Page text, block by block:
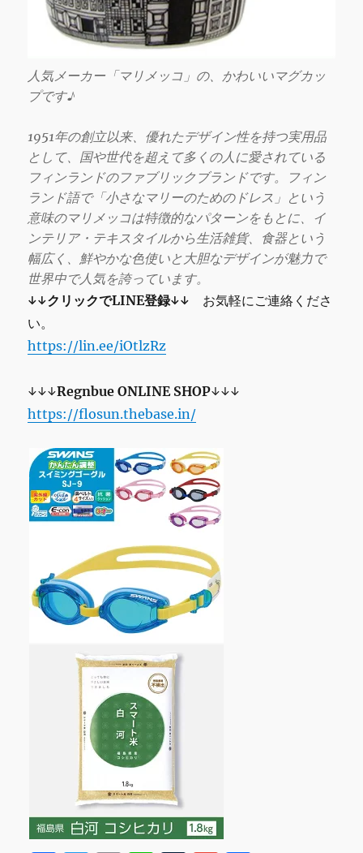
人気メーカー「マリメッコ」の、かわいいマグカッ
プです♪
1951年の創立以来、優れたデザイン性を持つ実用品
として、国や世代を超えて多くの人に愛されている
フィンランドのファブリックブランドです。フィン
ランド語で「小さなマリーのためのドレス」という
意味のマリメッコは特徴的なパターンをもとに、イ
ンテリア・テキスタイルから生活雑貨、食器という
幅広く、鮮やかな色使いと大胆なデザインが魅力で
世界中で人気を誇っています。
↓↓クリックでLINE登録↓↓ お気軽にご連絡くださ
い。
https://lin.ee/iOtlzRz
↓↓↓RegnbueONLINE SHOP↓↓↓
https://flosun.thebase.in/